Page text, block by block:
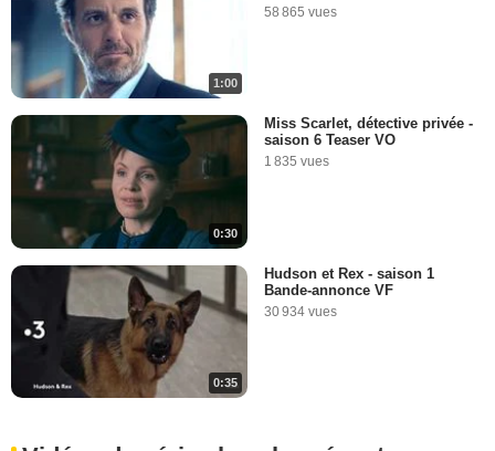
1:00
58 865 vues
0:30
Miss Scarlet, détective privée -
saison 6 Teaser VO
1 835 vues
0:35
Hudson et Rex - saison 1
Bande-annonce VF
30 934 vues